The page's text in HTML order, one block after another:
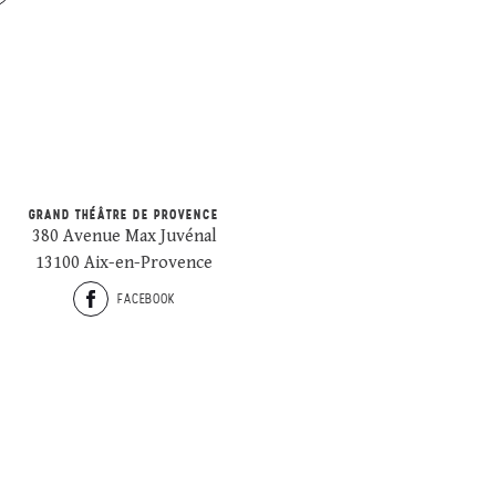
GRAND THÉÂTRE DE PROVENCE
380 Avenue Max Juvénal
13100 Aix-en-Provence
FACEBOOK